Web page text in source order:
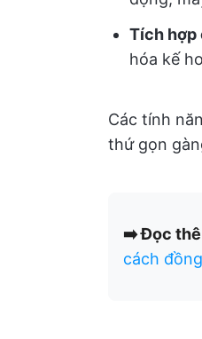
Tích hợp
hóa kế
Các tính
thứ gọn
➡️ Đọc
cách